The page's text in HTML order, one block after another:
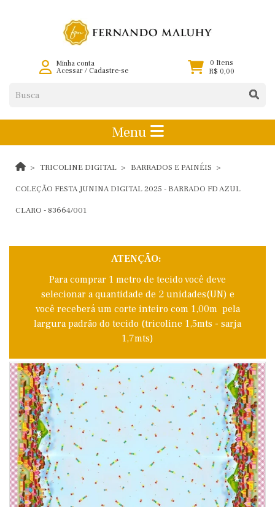
Minha conta
Acessar/ Cadastre-se
0 Itens
R$ 0,00
Menu
TRICOLINE DIGITAL BARRADOS E PAINÉIS
COLEÇÃO FESTA JUNINA DIGITAL 2025 - BARRADO FD AZUL
CLARO - 83664/001
ATENÇÃO:
Para comprar 1 metro de tecido você deve
selecionar a quantidade de 2 unidades(UN) e
você receberá um corte inteiro com 1,00m pela
largura padrão do tecido (tricoline 1,5mts - sarja
1,7mts)